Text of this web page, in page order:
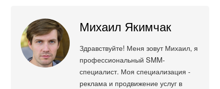
Михаил Якимчак
Здравствуйте! Меня зовут Михаил, я
профессиональный SMM-
специалист. Моя специализация -
реклама и продвижение услуг в